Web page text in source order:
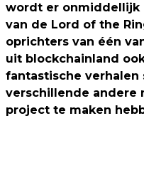
wordt er onmiddellijk
van de Lord of the
oprichters van één
uit blockchainland
fantastische verhalen
verschillende andere
project te maken